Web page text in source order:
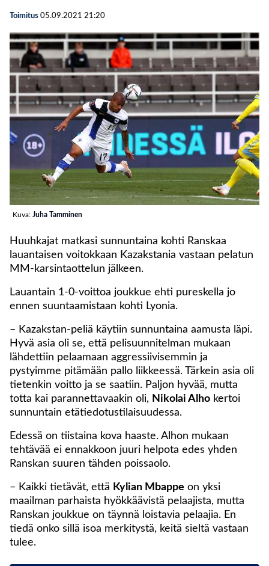
Toimitus 05.09.2021 21:20
Kuva: Juha Tamminen
Huuhkajat matkasi sunnuntaina kohti Ranskaa
lauantaisen voitokkaan Kazakstania vastaan pelatun
MM-karsintaottelun jälkeen.
Lauantain 1-0-voittoa joukkue ehti pureskella jo
ennen suuntaamistaan kohti Lyonia.
– Kazakstan-peliä käytiin sunnuntaina aamusta läpi.
Hyvä asia oli se, että pelisuunnitelman mukaan
lähdettiin pelaamaan aggressiivisemmin ja
pystyimme pitämään pallo liikkeessä. Tärkein asia oli
tietenkin voitto ja se saatiin. Paljon hyvää, mutta
totta kai parannettavaakin oli, Nikolai Alho kertoi
sunnuntain etätiedotustilaisuudessa.
Edessä on tiistaina kova haaste. Alhon mukaan
tehtävää ei ennakkoon juuri helpota edes yhden
Ranskan suuren tähden poissaolo.
– Kaikki tietävät, että Kylian Mbappe on yksi
maailman parhaista hyökkäävistä pelaajista, mutta
Ranskan joukkue on täynnä loistavia pelaajia. En
tiedä onko sillä isoa merkitystä, keitä sieltä vastaan
tulee.